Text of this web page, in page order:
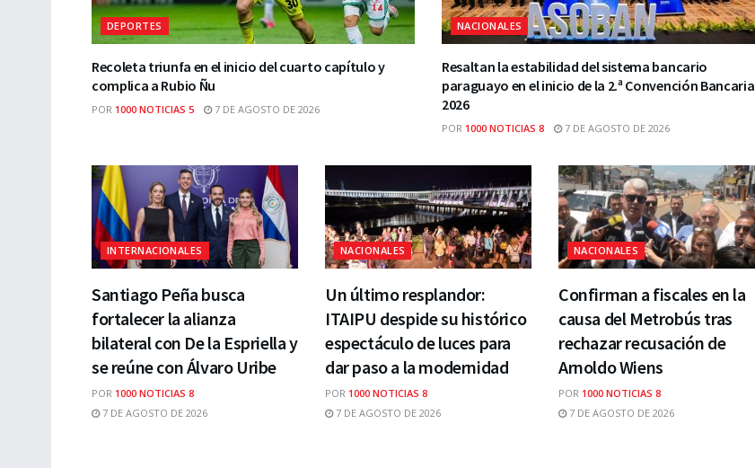
DEPORTES
Recoleta triunfa en el inicio del cuarto capítulo y
complica a Rubio Ñu
POR 1000 NOTICIAS 5 7 DE AGOSTO DE 2026
NACIONALES
Resaltan la estabilidad del sistema bancario
paraguayo en el inicio de la 2.ª Convención Bancaria
2026
POR 1000 NOTICIAS 8 7 DE AGOSTO DE 2026
INTERNACIONALES
Santiago Peña busca
fortalecer la alianza
bilateral con De la Espriella y
se reúne con Álvaro Uribe
POR 1000 NOTICIAS 8
7 DE AGOSTO DE 2026
NACIONALES
Un último resplandor:
ITAIPU despide su histórico
espectáculo de luces para
dar paso a la modernidad
POR 1000 NOTICIAS 8
7 DE AGOSTO DE 2026
NACIONALES
Confirman a fiscales en la
causa del Metrobús tras
rechazar recusación de
Arnoldo Wiens
POR 1000 NOTICIAS 8
7 DE AGOSTO DE 2026